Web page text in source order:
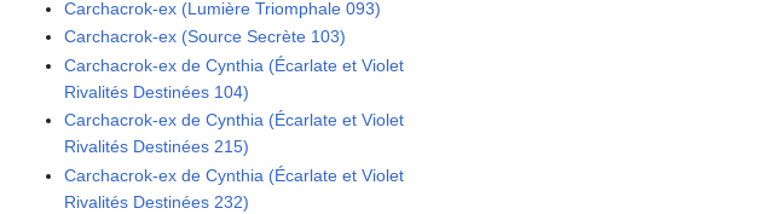
Carchacrok-ex (Lumière Triomphale 093)
Carchacrok-ex (Source Secrète 103)
Carchacrok-ex de Cynthia (Écarlate et Violet
Rivalités Destinées 104)
Carchacrok-ex de Cynthia (Écarlate et Violet
Rivalités Destinées 215)
Carchacrok-ex de Cynthia (Écarlate et Violet
Rivalités Destinées 232)